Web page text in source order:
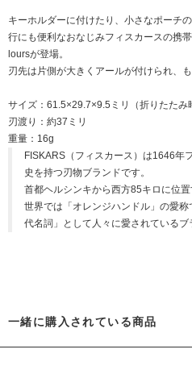
キーホルダーに付けたり、小さなポーチ
行にも便利なおなじみフィスカースの携
loursが登場。
刃先は片側が大きくアールが付けられ、
サイズ：61.5×29.7×9.5ミリ（折りたたみ
刃渡り：約37ミリ
重量：16g
FISKARS（フィスカース）は1646年
史を持つ刃物ブランドです。
首都ヘルシンキから西方85キロに位
世界では「オレンジハンドル」の愛
代名詞」として人々に愛されているブ
一緒に購入されている商品